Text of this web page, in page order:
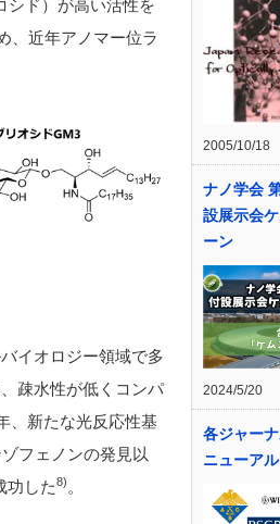
シド）が高い活性を
、近年アノマー位ラ
イオロジー領域で多
疎水性が低くコンパ
、新たな光反応性基
フェノンの発見以
功した8) 。
2005/10/18
ナノ学会
設展示会
ーン
2024/5/20
各ジャー
ニューアル